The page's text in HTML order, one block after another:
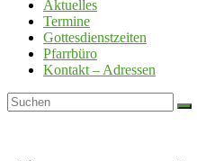
Aktuelles
Termine
Gottesdienstzeiten
Pfarrbüro
Kontakt – Adressen